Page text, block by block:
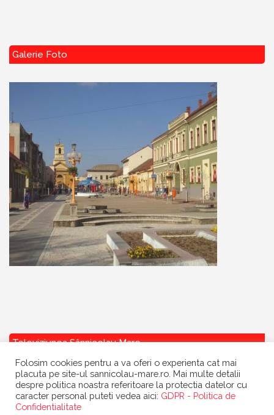
Galerie Foto
Televiziunea Sânnicolau Mare
Folosim cookies pentru a va oferi o experienta cat mai
placuta pe site-ul sannicolau-mare.ro. Mai multe detalii
despre politica noastra referitoare la protectia datelor cu
caracter personal puteti vedea aici: GDPR - Politica de
Confidentialitate